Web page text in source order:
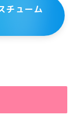
チューム